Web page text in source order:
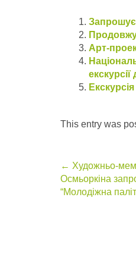
Арт-
This entry was
Post
← Художньо-
Осмьоркіна
“Молодіжна